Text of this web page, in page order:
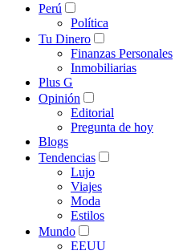
Perú
Política
Tu Dinero
Finanzas Personales
Inmobiliarias
Plus G
Opinión
Editorial
Pregunta de hoy
Blogs
Tendencias
Lujo
Viajes
Moda
Estilos
Mundo
EEUU